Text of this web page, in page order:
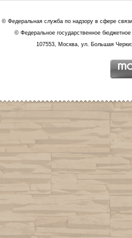
© Федеральная служба по надзору в сфере
© Федеральное государственное
107553, Москва, ул. Большая